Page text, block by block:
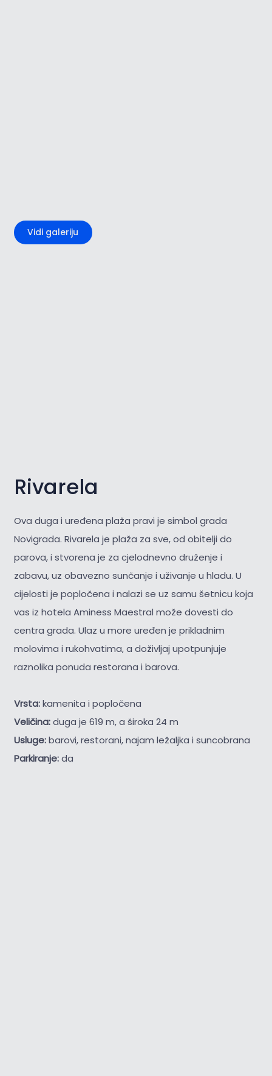
Vidi galeriju
Rivarela
Ova duga i uređena plaža pravi je simbol grada
Novigrada. Rivarela je plaža za sve, od obitelji do
parova, i stvorena je za cjelodnevno druženje i
zabavu, uz obavezno sunčanje i uživanje u hladu. U
cijelosti je popločena i nalazi se uz samu šetnicu koja
vas iz hotela Aminess Maestral može dovesti do
centra grada. Ulaz u more uređen je prikladnim
molovima i rukohvatima, a doživljaj upotpunjuje
raznolika ponuda restorana i barova.
Vrsta:kamenita i popločena
Veličina:duga je 619 m, a široka 24 m
Usluge:barovi, restorani, najam ležaljka i suncobrana
Parkiranje:da